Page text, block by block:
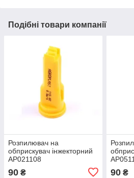
Подібні товари компанії
Розпилювач на
обприскувач інжекторний
AP021108
90 ₴ 90₴